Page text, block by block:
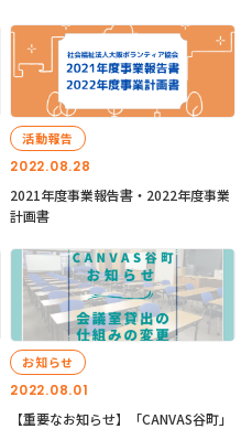
2022.08.28
活動報告
2021年度事業報告書・2022年度事業
計画書
2022.08.01
お知らせ
【重要なお知らせ】「CANVAS谷町」